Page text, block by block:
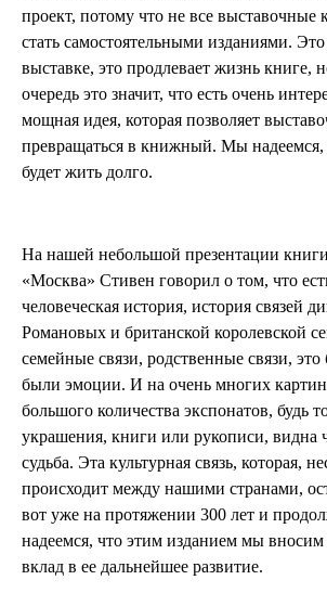
проект, потому что не все выставочные
стать самостоятельными изданиями.
выставке, это продлевает жизнь книге,
очередь это значит, что есть очень
мощная идея, которая позволяет
превращаться в книжный. Мы надеемся,
будет жить долго.
На нашей небольшой презентации
«Москва» Стивен говорил о том, что
человеческая история, история связей
Романовых и британской королевской
семейные связи, родственные связи,
были эмоции. И на очень многих
большого количества экспонатов, будь
украшения, книги или рукописи, видна
судьба. Эта культурная связь, которая,
происходит между нашими странами,
вот уже на протяжении 300 лет и
надеемся, что этим изданием мы
вклад в ее дальнейшее развитие.